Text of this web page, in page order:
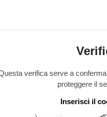
verifica serve a
proteggere il
Inserisci il